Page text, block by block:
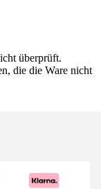
überprüft.
die die Ware nicht